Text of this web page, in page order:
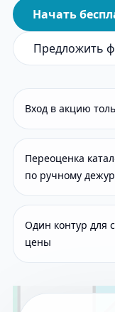
Начать
Предложить
Вход в акцию
Переоценка
по ручному
Один контур для
цены